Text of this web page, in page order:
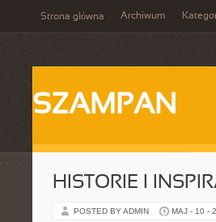
Strona główna Archiwum
SZAMPAN
HISTORIE I
POSTED BY ADMIN MAJ - 10 -